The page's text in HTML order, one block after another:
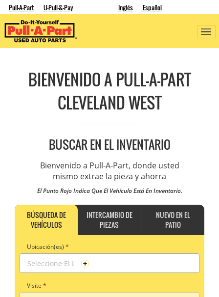
Pull-A-Part U-Pull-&-Pay Inglés Español
BIENVENIDO A PULL-A-PART
CLEVELAND WEST
BUSCAR EN EL INVENTARIO
Bienvenido a Pull-A-Part, donde usted
mismo extrae la pieza y ahorra
El Punto Rojo Indica Que El Vehículo Está En Inventario.
BÚSQUEDA DE
VEHÍCULOS
INTERCAMBIO DE
PIEZAS
NUEVO EN EL
PATIO
Ubicación(es) *
Visite *